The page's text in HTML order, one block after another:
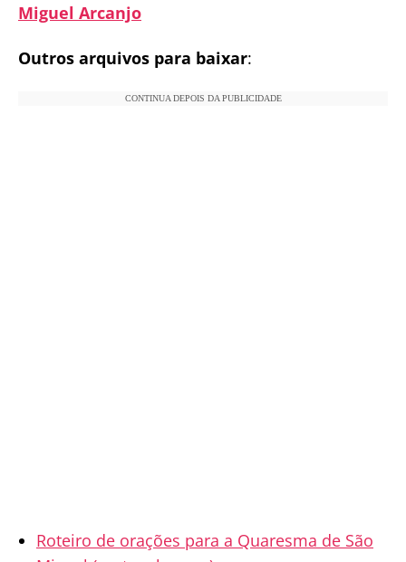
Miguel Arcanjo
Outros arquivos para baixar:
CONTINUA DEPOIS DA PUBLICIDADE
Roteiro de orações para a Quaresma de São